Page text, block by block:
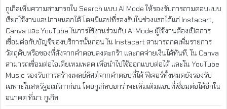
กูเกิลเพิ่มความสามารถใน Search แบบ AI Mode ให้รองรับการถามตอบแบบ
เรียกใช้งานแอปภายนอกได้ โดยมีแอปที่รองรับในช่วงแรกได้แก่ Instacart,
Canva และ YouTube ในการใช้งานร่วมกับ AI Mode ผู้ใช้งานต้องเปิดการ
เชื่อมต่อกับบัญชีของบริการนั้นก่อน ใน Instacart สามารถกดเพิ่มรายการ
วัตถุดิบหรือของที่สั่งจากคำตอบลงตะกร้า และกดจ่ายเงินได้ทันที, ใน Canva
สามารถเชื่อมต่อไอเดียเทมเพลต เพื่อนำไปใช้ออกแบบต่อได้ และใน YouTube
Music รองรับการสร้างเพลย์ลิสต์จากคำตอบที่ได้ ฟีเจอร์ทั้งหมดยังรองรับ
เฉพาะในสหรัฐอเมริกาก่อน โดยกูเกิลบอกว่าจะเพิ่มเติมแอปที่เชื่อมต่อได้อีกใน
อนาคต ที่มา: กูเกิล